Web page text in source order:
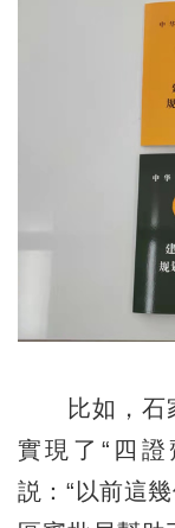
比如，石家
實現了“四
説：“以前這